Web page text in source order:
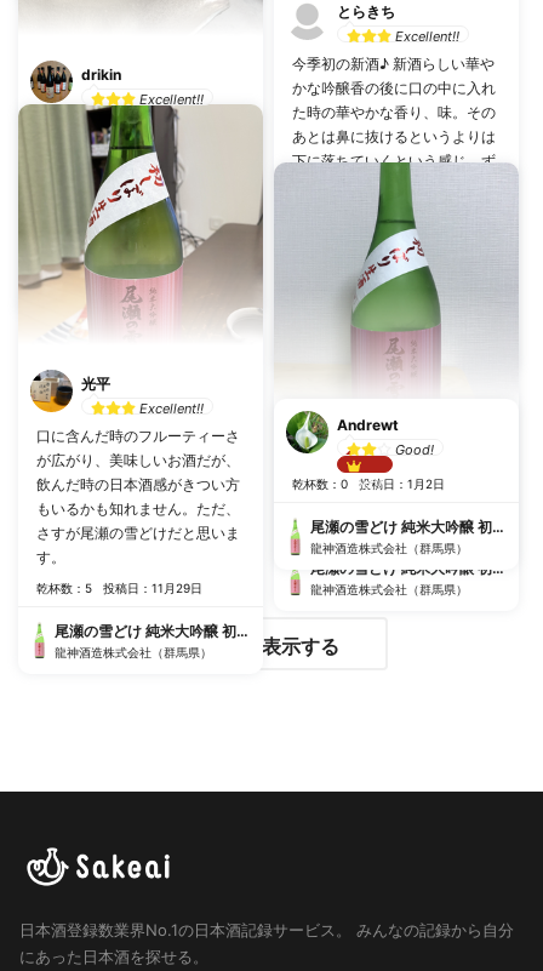
とらきち
Excellent!!
今季初の新酒♪ 新酒らしい華や
かな吟醸香の後に口の中に入れ
た時の華やかな香り、味。その
あとは鼻に抜けるというよりは
下に落ちていくという感じ。ず
っしりしている感じ。冷やより
常温に近い方が口当たりいいか
も。しっかりしてるから食中酒
でなく単体でもいいかなとも。
投稿日：11月5日
龍神酒造株式会社（群馬県）
drikin
Excellent!!
新酒その5 初尾瀬雪。 非常にさ
っぱりして、万人受けする味わ
い。 かなり軽めで、癖がなく、
乾杯数：6 投稿日：11月2日
龍神酒造株式会社（群馬県）
光平
Excellent!!
口に含んだ時のフルーティーさ
が広がり、美味しいお酒だが、
飲んだ時の日本酒感がきつい方
もいるかも知れません。ただ、
さすが尾瀬の雪どけだと思いま
す。
乾杯数：5 投稿日：11月29日
尾瀬の雪どけ 純米大吟醸 初しぼり 生酒
龍神酒造株式会社（群馬県）
shushu
Best!!
香りも良くて、フルーティ 甘め
乾杯数：0 投稿日：5月16日
尾瀬の雪どけ 純米大吟醸 初しぼり 生酒
龍神酒造株式会社（群馬県）
Andrewt
Good!
乾杯数：0 投稿日：1月2日
尾瀬の雪どけ 純米大吟醸 初しぼり 生酒
龍神酒造株式会社（群馬県）
さらに表示する
日本酒登録数業界No.1の日本酒記録サービス。
みんなの記録から自分
にあった日本酒を探せる。